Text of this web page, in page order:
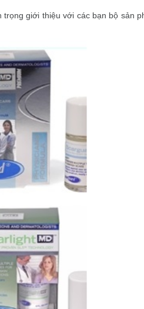
trọng giới thiệu với các bạn bộ sản